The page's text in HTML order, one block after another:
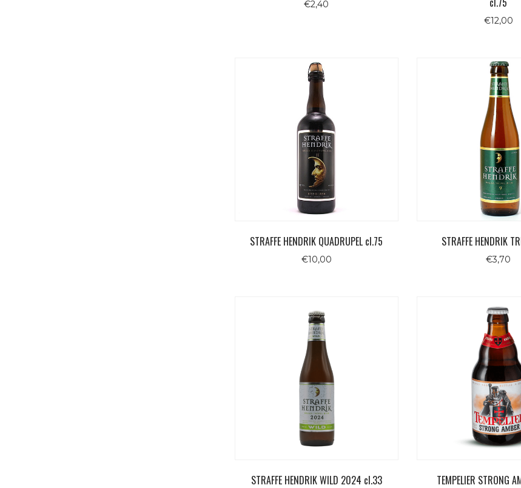
€2,40
€12,00
STRAFFE HENDRIK QUADRUPEL cl.75
€10,00
STRAFFE HENDRIK
€3,70
STRAFFE HENDRIK WILD 2024 cl.33 TEMPELIER STRONG